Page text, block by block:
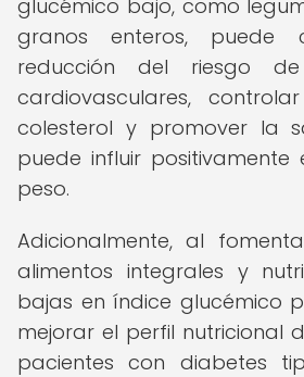
glucémico bajo, como
granos enteros, puede
reducción del riesgo de
cardiovasculares,
colesterol y promover la
puede influir
peso.
Adicionalmente, al
alimentos integrales y
bajas en índice glucémico
mejorar el perfil nutricional
pacientes con diabetes